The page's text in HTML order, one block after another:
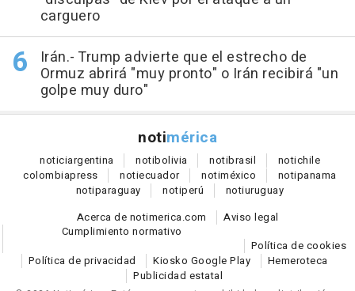
carguero
Irán.- Trump advierte que el estrecho de
Ormuz abrirá "muy pronto" o Irán recibirá "un
golpe muy duro"
notimérica
noticiargentina notibolivia notibrasil notichile
colombiapress notiecuador notiméxico notipanama
notiparaguay notiperú notiuruguay
Acerca de notimerica.com
Aviso legal
Cumplimiento normativo
Política de cookies
Política de privacidad
Kiosko Google Play
Hemeroteca
Publicidad estatal